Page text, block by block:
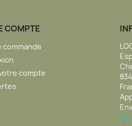
COMPTE
commande
compte